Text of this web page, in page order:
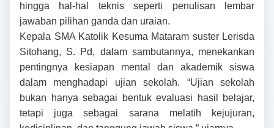
hingga hal-hal teknis seperti penulisan lembar
jawaban pilihan ganda dan uraian.
Kepala SMA Katolik Kesuma Mataram suster Lerisda
Sitohang, S. Pd, dalam sambutannya, menekankan
pentingnya kesiapan mental dan akademik siswa
dalam menghadapi ujian sekolah. “Ujian sekolah
bukan hanya sebagai bentuk evaluasi hasil belajar,
tetapi juga sebagai sarana melatih kejujuran,